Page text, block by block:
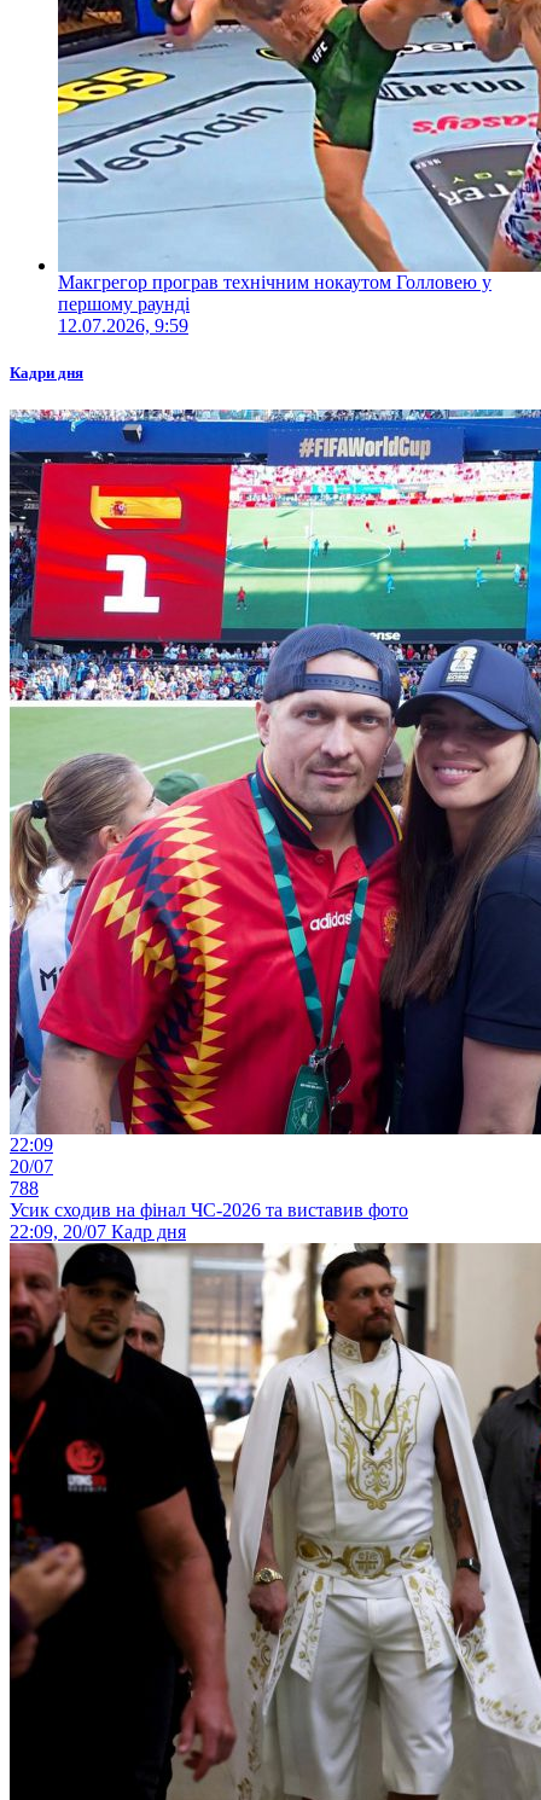
Макгрегор програв технічним нокаутом Голловею у
першому раунді
12.07.2026, 9:59
Кадри дня
22:09
20/07
788
Усик сходив на фінал ЧС-2026 та виставив фото
22:09, 20/07 Кадр дня